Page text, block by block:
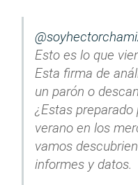
Esto es lo que
Esta firma de
un parón o
¿Estas
verano en los
vamos
informes y datos.